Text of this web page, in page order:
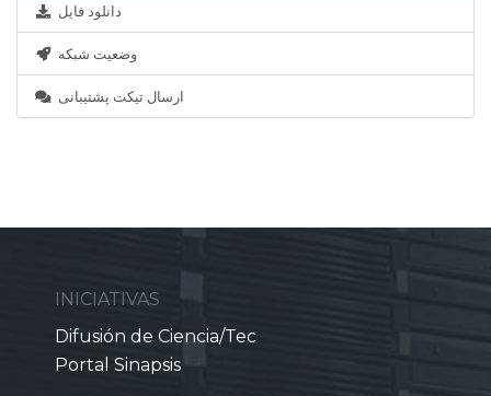
دانلود فایل
وضعیت شبکه
ارسال تیکت پشتیبانی
INICIATIVAS
Difusión de Ciencia/Tec
Portal Sinapsis